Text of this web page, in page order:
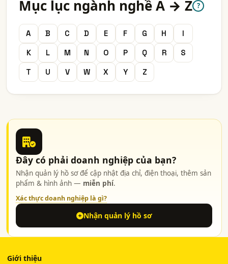
Mục lục ngành nghề A → Z ?
A B C D E F G H
I
K
L M N O P Q R
S
T
U V W X Y Z
Đây có phải doanh nghiệp của bạn?
Nhận quản lý hồ sơ để cập nhật địa chỉ, điện thoại, thêm sản
phẩm & hình ảnh — miễn phí.
Xác thực doanh nghiệp là gì?
Nhận quản lý hồ sơ
Giới thiệu